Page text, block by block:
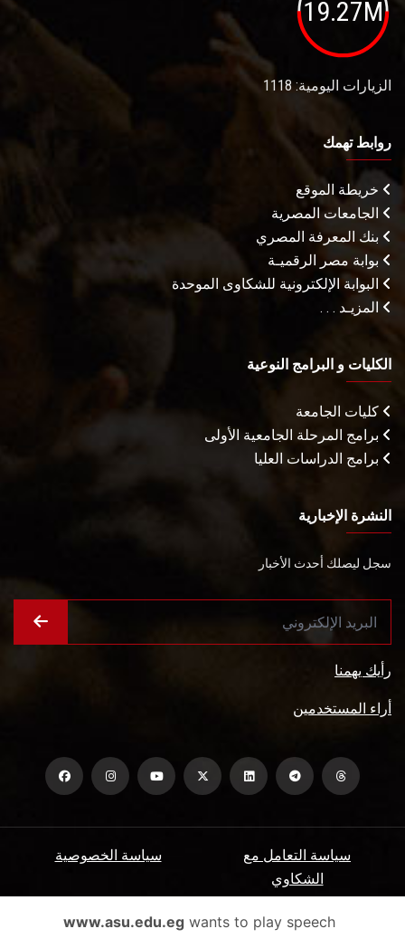
19.27M
الزيارات اليومية: 1118
روابط تهمك
خريطة الموقع
الجامعات المصرية
بنك المعرفة المصري
بوابة مصر الرقميـة
البوابة الإلكترونية للشكاوى الموحدة
المزيـد . . .
الكليات و البرامج النوعية
كليات الجامعة
برامج المرحلة الجامعية الأولى
برامج الدراسات العليا
النشرة الإخبارية
سجل ليصلك أحدث الأخبار
رأيك يهمنا
أراء المستخدمين
سياسة الخصوصية
سياسة التعامل مع
الشكاوي
الأسئلة الشائعة ميثاق المتعاملين www.asu.edu.egwants to play speech